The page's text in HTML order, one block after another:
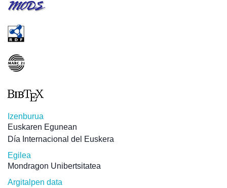
Izenburua
Euskaren Egunean
Día Internacional del Euskera
Egilea
Mondragon Unibertsitatea
Argitalpen data